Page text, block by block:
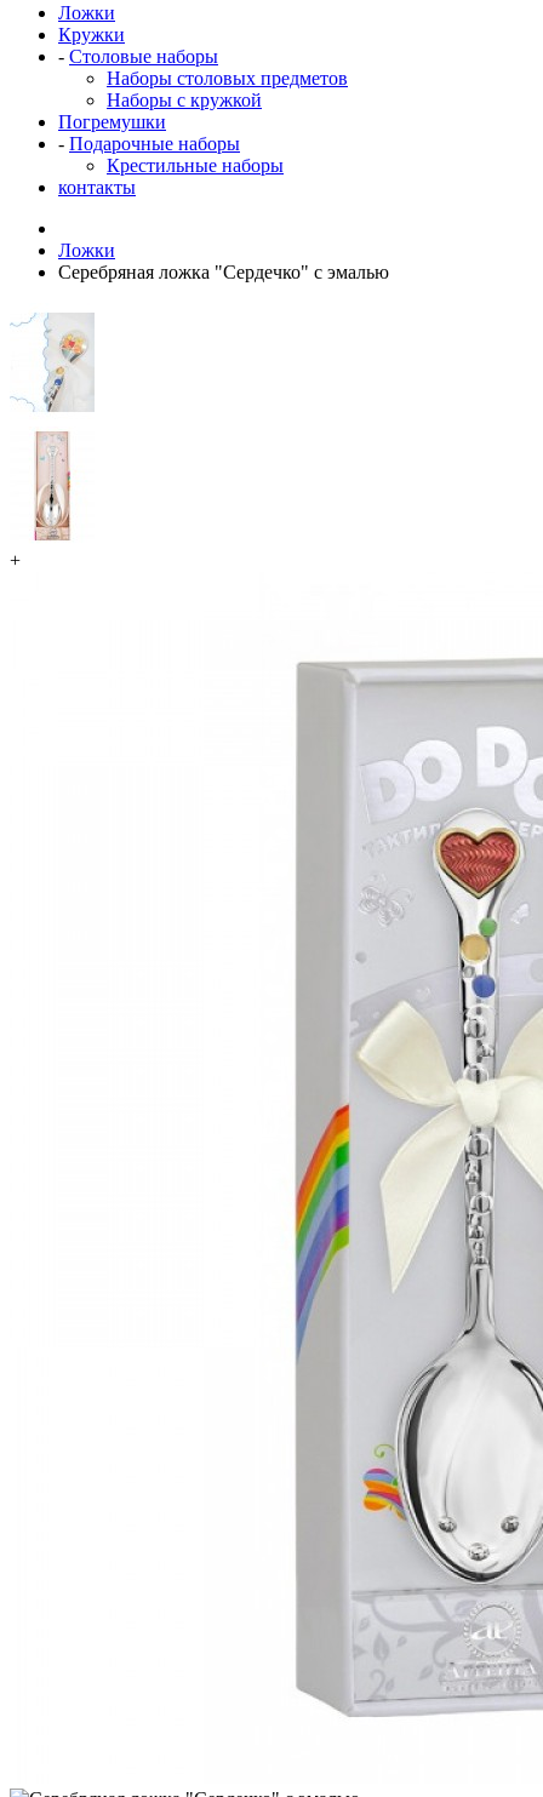
Ложки
Кружки
- Столовые наборы
Наборы столовых предметов
Наборы с кружкой
Погремушки
- Подарочные наборы
Крестильные наборы
контакты
Ложки
Серебряная ложка "Сердечко" с эмалью
+